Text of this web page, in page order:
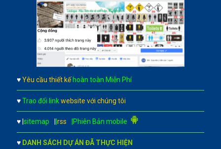
♥ Yêu cầu thiết kế hoàn toàn Miễn Phí
♥ Trao đổi link website với chúng tôi
♥ |sitemap |rss |Phiên Bản mobile
♥ DANH SÁCH DỰ ÁN ĐÃ THỰC HIỆN